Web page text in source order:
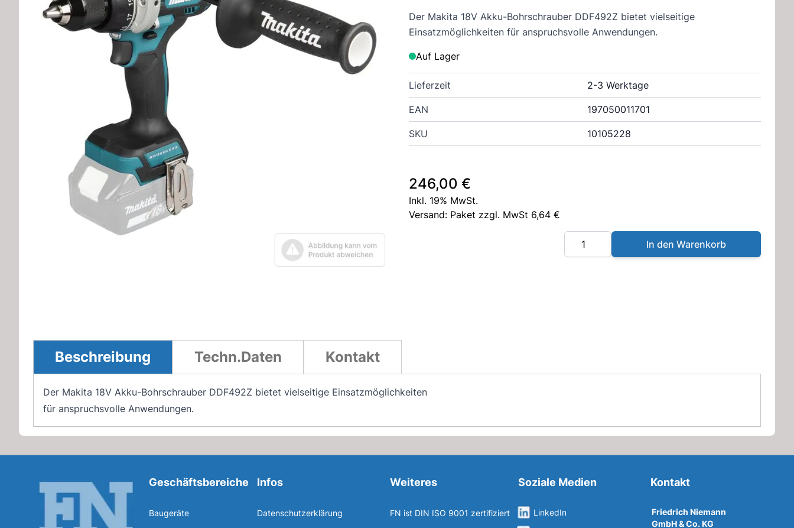
Der Makita 18V Akku-Bohrschrauber DDF492Z bietet vielseitige
Einsatzmöglichkeiten für anspruchsvolle Anwendungen.
Auf Lager
Lieferzeit 2-3 Werktage
EAN 197050011701
SKU 10105228
246,00 €
Inkl. 19% MwSt.
Versand: Paket zzgl. MwSt 6,64 €
Menge
In den Warenkorb
Beschreibung Techn.Daten Kontakt
Der Makita 18V Akku-Bohrschrauber DDF492Z bietet vielseitige Einsatzmöglichkeiten
für anspruchsvolle Anwendungen.
Geschäftsbereiche
Baugeräte
Infos
Datenschutzerklärung
Weiteres
FN ist DIN ISO 9001 zertifiziert
Soziale Medien
LinkedIn
Kontakt
Friedrich Niemann
GmbH & Co. KG